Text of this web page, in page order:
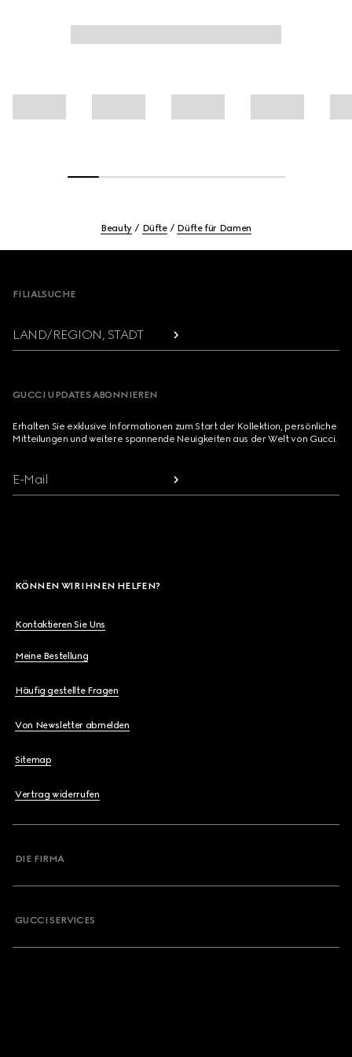
Beauty Düfte Düfte für Damen
FILIALSUCHE
LAND/REGION, STADT
GUCCI UPDATES ABONNIEREN
Erhalten Sie exklusive Informationen zum Start der Kollektion, persönliche
Mitteilungen und weitere spannende Neuigkeiten aus der Welt von Gucci.
E-Mail
KÖNNEN WIR IHNEN HELFEN?
Kontaktieren Sie Uns
Meine Bestellung
Häufig gestellte Fragen
Von Newsletter abmelden
Sitemap
Vertrag widerrufen
DIE FIRMA
GUCCI SERVICES